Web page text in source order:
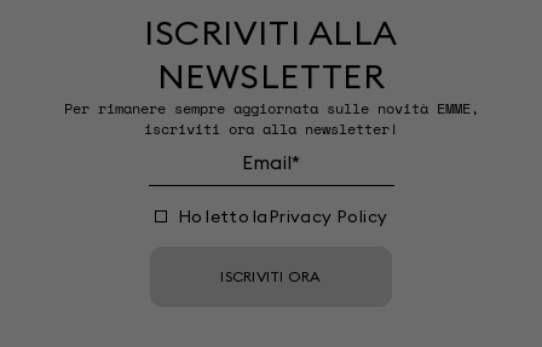
ISCRIVITI ALLA
NEWSLETTER
Per rimanere sempre aggiornata sulle novità EMME,
iscriviti ora alla newsletter!
Ho letto la Privacy Policy
ISCRIVITI ORA